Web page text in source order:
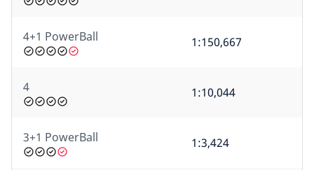
4+1 PowerBall 1:150,667
4 1:10,044
3+1 PowerBall 1:3,424